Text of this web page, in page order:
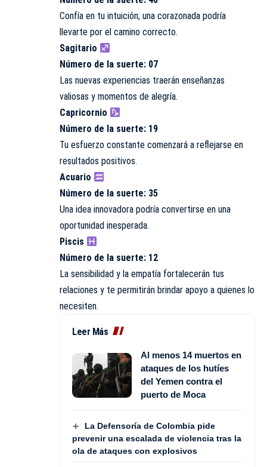
Confía en tu intuición; una corazonada podría
llevarte por el camino correcto.
Sagitario
Número de la suerte: 07
Las nuevas experiencias traerán enseñanzas
valiosas y momentos de alegría.
Capricornio
Número de la suerte: 19
Tu esfuerzo constante comenzará a reflejarse en
resultados positivos.
Acuario
Número de la suerte: 35
Una idea innovadora podría convertirse en una
oportunidad inesperada.
Piscis
Número de la suerte: 12
La sensibilidad y la empatía fortalecerán tus
relaciones y te permitirán brindar apoyo a quienes lo
necesiten.
Leer Más
Al menos 14 muertos en
ataques de los hutíes
del Yemen contra el
puerto de Moca
La Defensoría de Colombia pide
prevenir una escalada de violencia tras la
ola de ataques con explosivos